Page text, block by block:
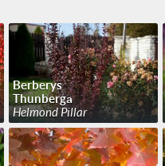
Berberys
Thunberga
Helmond Pillar